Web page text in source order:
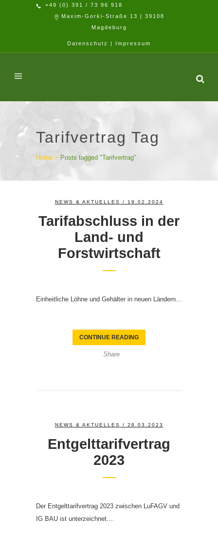
+49 (0) 391 / 73 96 918
Maxim-Gorki-Straße 13 | 39108
Magdeburg
Datenschutz | Impressum
Tarifvertrag Tag
Home > Posts tagged "Tarifvertrag"
NEWS & AKTUELLES / 19.02.2024
Tarifabschluss in der
Land- und
Forstwirtschaft
Einheitliche Löhne und Gehälter in neuen Ländern...
CONTINUE READING
Share
NEWS & AKTUELLES / 28.03.2023
Entgelttarifvertrag
2023
Der Entgelttarifvertrag 2023 zwischen LuFAGV und
IG BAU ist unterzeichnet....